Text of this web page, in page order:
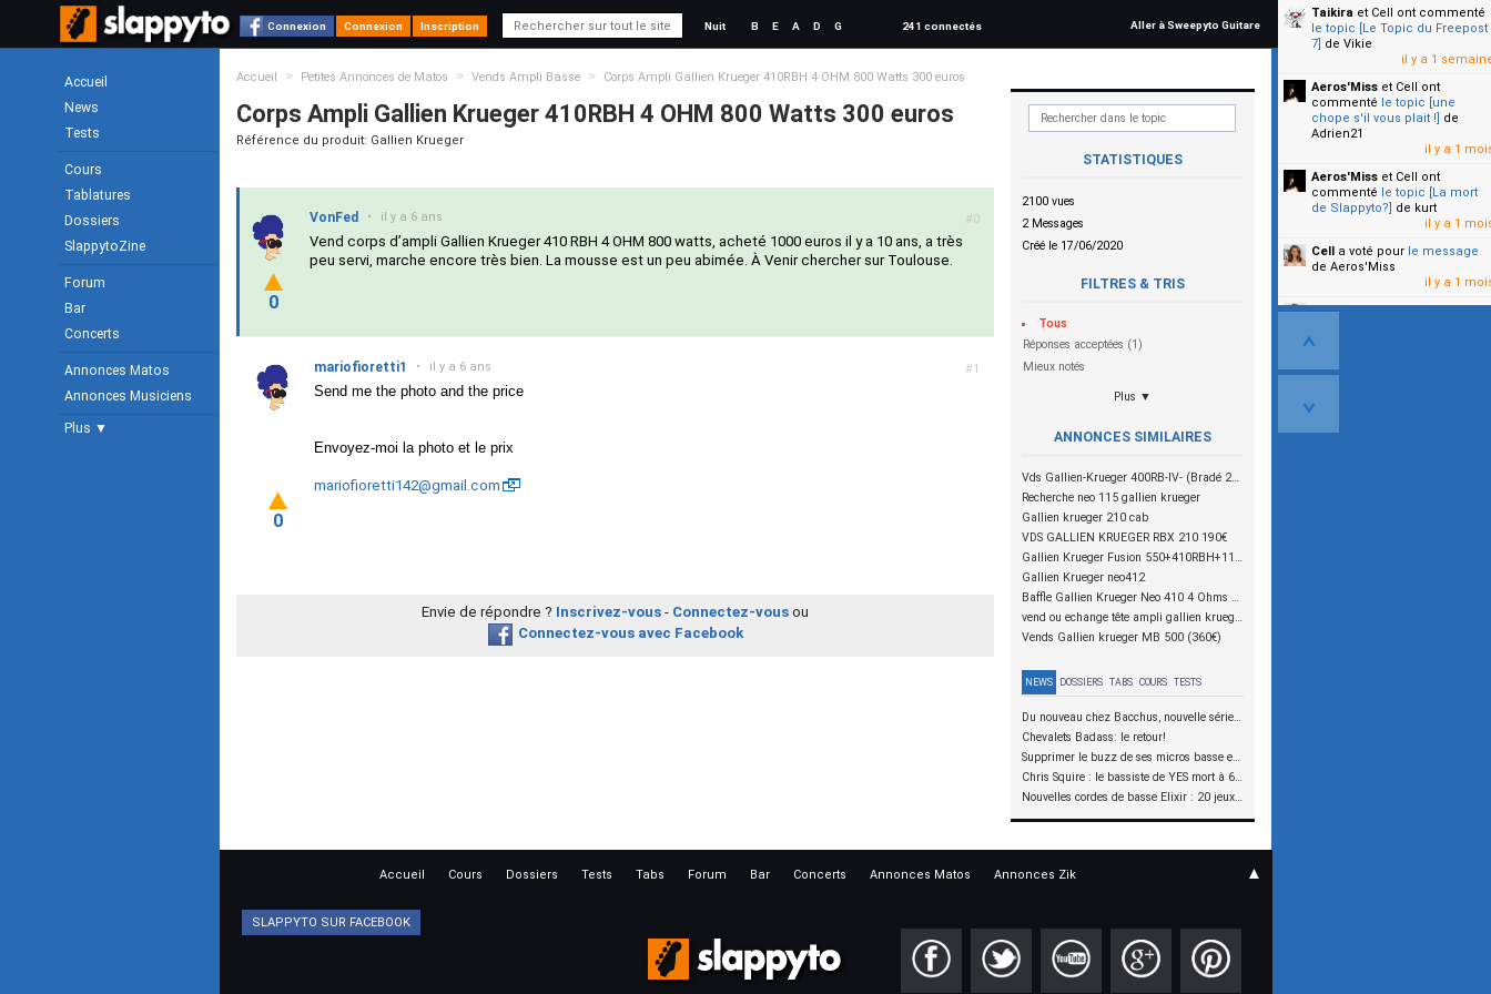
Connexion Connexion Inscription Nuit B E A D G 241 connectés Aller à Sweepyto Guitare
Accueil
News
Tests
Cours
Tablatures
Dossiers
SlappytoZine
Forum
Bar
Concerts
Annonces Matos
Annonces Musiciens
Plus ▼
Accueil > Petites Annonces de Matos > Vends Ampli Basse > Corps Ampli Gallien Krueger 410RBH 4 OHM 800 Watts 300 euros
Corps Ampli Gallien Krueger 410RBH 4 OHM 800 Watts 300 euros
Référence du produit: Gallien Krueger
STATISTIQUES
2100 vues
2 Messages
Créé le 17/06/2020
FILTRES & TRIS
Tous
Réponses acceptées (1)
Mieux notés
Plus ▼
ANNONCES SIMILAIRES
Vds Gallien-Krueger 400RB-IV- (Bradé 280 e)
Recherche neo 115 gallien krueger
Gallien krueger 210 cab
VDS GALLIEN KRUEGER RBX 210 190€
Gallien Krueger Fusion 550+410RBH+115RBH
Gallien Krueger neo412
Baffle Gallien Krueger Neo 410 4 Ohms 400€
vend ou echange tête ampli gallien krueger 800rb 480 euros
Vends Gallien krueger MB 500 (360€)
NEWS DOSSIERS TABS COURS TESTS
Du nouveau chez Bacchus, nouvelle série SCD
Chevalets Badass: le retour!
Supprimer le buzz de ses micros basse en reliant les aimants à la masse
Chris Squire : le bassiste de YES mort à 67 ans
Nouvelles cordes de basse Elixir : 20 jeux à tester !
#0
VonFed • il y a 6 ans
Vend corps d’ampli Gallien Krueger 410 RBH 4 OHM 800 watts, acheté 1000 euros il y a 10 ans, a très
peu servi, marche encore très bien. La mousse est un peu abimée. À Venir chercher sur Toulouse.
0
#1
mariofioretti1 • il y a 6 ans
Send me the photo and the price
Envoyez-moi la photo et le prix
mariofioretti142@gmail.com
0
Envie de répondre ? Inscrivez-vous - Connectez-vous ou
Connectez-vous avec Facebook
Taikira et Cell ont commenté
le topic [Le Topic du Freepost
7] de Vikie
il y a 1
Aeros'Miss et Cell ont
commenté le topic [une
chope s'il vous plait !] de
Adrien21
il y a 1
Aeros'Miss et Cell ont
commenté le topic [La mort
de Slappyto?] de kurt
il y a 1
Cell a voté pour le message
de Aeros'Miss
il y a 1
Cella voté pourle message
Accueil Cours Dossiers Tests Tabs Forum Bar Concerts Annonces Matos Annonces Zik ▲
SLAPPYTO SUR FACEBOOK